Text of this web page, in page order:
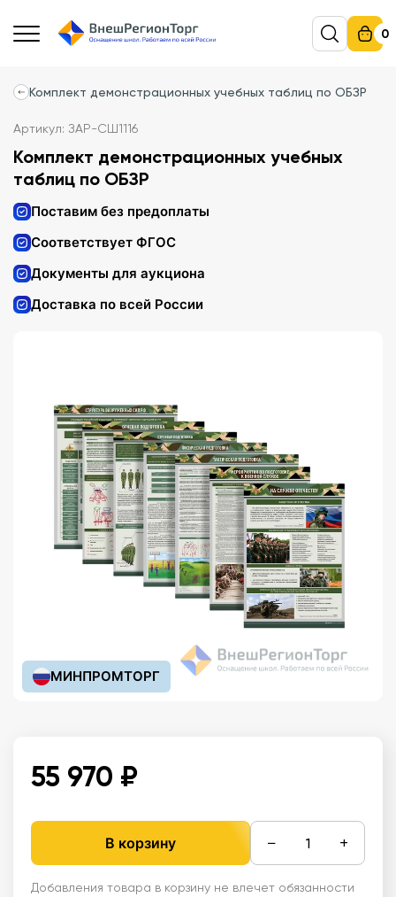
0
Комплект демонстрационных учебных таблиц по ОБЗР
Артикул: ЗАР-СШ1116
Комплект демонстрационных учебных
таблиц по ОБЗР
Поставим без предоплаты
Соответствует ФГОС
Документы для аукциона
Доставка по всей России
МИНПРОМТОРГ
55 970 ₽
В корзину − +
Добавления товара в корзину не влечет обязанности